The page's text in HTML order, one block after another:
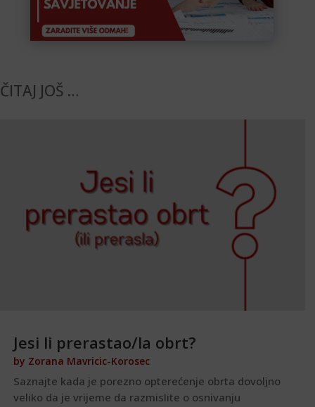
ČITAJ JOŠ …
Jesi li prerastao/la obrt?
by Zorana Mavricic-Korosec
Saznajte kada je porezno opterećenje obrta dovoljno
veliko da je vrijeme da razmislite o osnivanju